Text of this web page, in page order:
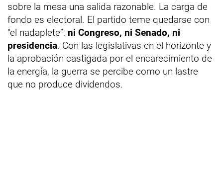
sobre la mesa una salida razonable. La carga de
fondo es electoral. El partido teme quedarse con
“el nadaplete”: ni Congreso, ni Senado, ni
presidencia. Con las legislativas en el horizonte y
la aprobación castigada por el encarecimiento de
la energía, la guerra se percibe como un lastre
que no produce dividendos.